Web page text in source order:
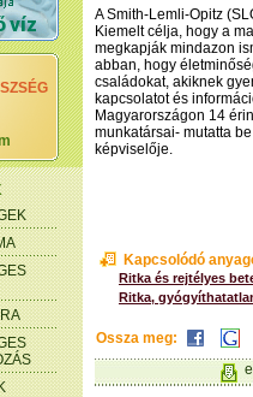
A Smith-Lemli-Opitz
Kiemelt célja, hogy a
megkapják mindazon
abban, hogy
családokat, akiknek
kapcsolatot és
Magyarországon 14
munkatársai- mutatta
képviselője.
Kapcsolódó
Ritka és rejtélyes
Ritka,
Ossza meg: